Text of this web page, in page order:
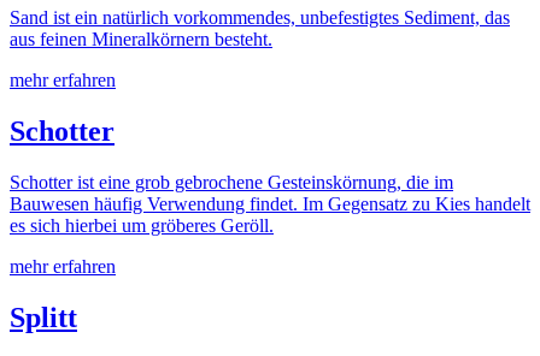
Sand ist ein natürlich vorkommendes, unbefestigtes Sediment, das
aus feinen Mineralkörnern besteht.
mehr erfahren
Schotter
Schotter ist eine grob gebrochene Gesteinskörnung, die im
Bauwesen häufig Verwendung findet. Im Gegensatz zu Kies handelt
es sich hierbei um gröberes Geröll.
mehr erfahren
Splitt